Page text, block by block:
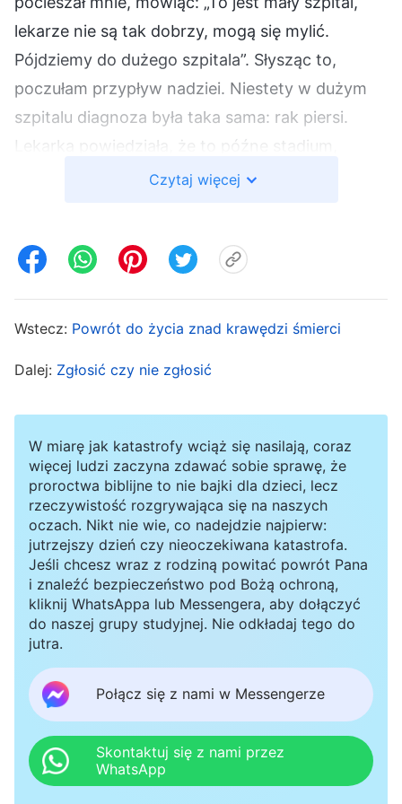
lekarze nie są tak dobrzy, mogą się mylić.
Pójdziemy do dużego szpitala”. Słysząc to,
poczułam przypływ nadziei. Niestety w dużym
szpitalu diagnoza była taka sama: rak piersi.
Lekarka powiedziała, że to późne stadium,
wymagające chemioterapii i operacji, w
będzie kosztować? Co jeśli umrę podczas
Byłam rozpaczliwie bezradna.
Po pierwszej chemii moje ciało wiło się z bólu.
poczułam się lepiej. Wierzyłam w Boga od lat,
poświęcałam się, wypełniając obowiązki. Byłam
zawsze sumienna, nie opuściłam żadnego
zgromadzenia. Zawsze pomagałam braciom i
siostrom w ich problemach. Po co były te
wysiłki? Czemu Bóg mnie nie chronił? Byłam o
krok od śmierci i już nic nie mogłam. Czy Bóg
chciał mnie odrzucić? Czekało mnie jeszcze pięć
chemii i operacja. Jak sobie poradzę? Pomijając
już cały ten ból, jeśli umrę, czy będzie to
znaczyć, że moje lata wiary były stratą czasu?
Rozpłakałam się. Męczyłam się przez kilka dni.
Czytaj więcej
Wstecz: Powrót do życia znad krawędzi śmierci
Dalej: Zgłosić czy nie zgłosić
W miarę jak katastrofy wciąż się nasilają, coraz
więcej ludzi zaczyna zdawać sobie sprawę, że
proroctwa biblijne to nie bajki dla dzieci, lecz
rzeczywistość rozgrywająca się na naszych
oczach. Nikt nie wie, co nadejdzie najpierw:
jutrzejszy dzień czy nieoczekiwana katastrofa.
Jeśli chcesz wraz z rodziną powitać powrót Pana
i znaleźć bezpieczeństwo pod Bożą ochroną,
kliknij WhatsAppa lub Messengera, aby dołączyć
do naszej grupy studyjnej. Nie odkładaj tego do
jutra.
Połącz się z nami w Messengerze
Skontaktuj się z nami przez
WhatsApp